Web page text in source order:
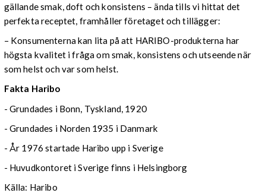
gällande smak, doft och konsistens – ända tills vi hittat det
perfekta receptet, framhåller företaget och tillägger:
– Konsumenterna kan lita på att HARIBO-produkterna har
högsta kvalitet i fråga om smak, konsistens och utseende när
som helst och var som helst.
Fakta Haribo
- Grundades i Bonn, Tyskland, 1920
- Grundades i Norden 1935 i Danmark
- År 1976 startade Haribo upp i Sverige
- Huvudkontoret i Sverige finns i Helsingborg
Källa: Haribo